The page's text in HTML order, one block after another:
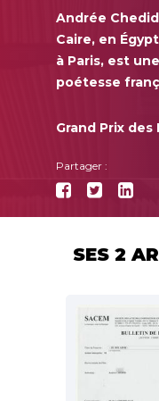
Andrée
Caire, en
à Paris, est
poétesse
Grand Prix des
Partager :
SES 2